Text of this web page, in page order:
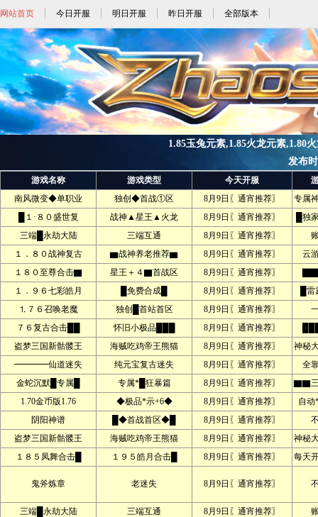
网站首页 今日开服 明日开服 昨日开服 全部版本
1.85玉兔元素,1.85火龙元素,1.80
发布
游戏名称 游戏类型 今天开服
南风微变◆单职业
独创◆首战①区 8月9日〖通宵推荐〗
专属
█１·８０盛世复
战神▲星王▲火龙 8月9日〖通宵推荐〗
█独
三端█永劫大陆
三端互通 8月9日〖通宵推荐〗
１．８０战神复古
▆战神养老推荐▆ 8月9日〖通宵推荐〗
云
１８０至尊合击▇
星王＋４▇首战区 8月9日〖通宵推荐〗
１．９６七彩皓月
█免费合成█ 8月9日〖通宵推荐〗
█
⒈７６召唤老魔
独创█首站首区 8月9日〖通宵推荐〗
７６复古合击██
怀旧小极品███ 8月9日〖通宵推荐〗
盗梦三国新骷髅王
海贼吃鸡帝王熊猫 8月9日〖通宵推荐〗
神秘
━━━━仙道迷失
纯元宝复古迷失 8月9日〖通宵推荐〗
全
金蛇沉默█专属█
专属*█狂暴篇 8月9日〖通宵推荐〗
▇▇
1.70金币版1.76
◆极品*示+6◆ 8月9日〖通宵推荐〗
自动
阴阳神谱
█◆首战首区◆█ 8月9日〖通宵推荐〗
盗梦三国新骷髅王
海贼吃鸡帝王熊猫 8月9日〖通宵推荐〗
神秘
１８５凤舞合击█
１９５皓月合击█ 8月9日〖通宵推荐〗 每天
鬼斧炼章 老迷失 8月9日〖通宵推荐〗
三端█永劫大陆 三端互通 8月9日〖通宵推荐〗